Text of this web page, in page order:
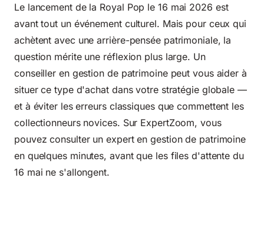
Le lancement de la Royal Pop le 16 mai 2026 est
avant tout un événement culturel. Mais pour ceux qui
achètent avec une arrière-pensée patrimoniale, la
question mérite une réflexion plus large. Un
conseiller en gestion de patrimoine peut vous aider à
situer ce type d'achat dans votre stratégie globale —
et à éviter les erreurs classiques que commettent les
collectionneurs novices. Sur ExpertZoom, vous
pouvez consulter un expert en gestion de patrimoine
en quelques minutes, avant que les files d'attente du
16 mai ne s'allongent.